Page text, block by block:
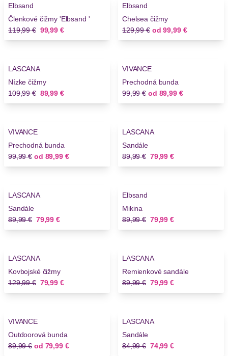
Elbsand
Členkové čižmy 'Elbsand '
Stará cena
119,99 € Nová cena
99,99 €
Elbsand
Chelsea čižmy
Stará cena
129,99 € odNová cena
99,99 €
Novinky
LASCANA
Nízke čižmy
Stará cena
109,99 € Nová cena
89,99 €
VIVANCE
Prechodná bunda
Stará cena
99,99 € odNová cena
89,99 €
VIVANCE
Prechodná bunda
Stará cena
99,99 € odNová cena
89,99 €
LASCANA
Sandále
Stará cena
89,99 € Nová cena
79,99 €
LASCANA
Sandále
Stará cena
89,99 € Nová cena
79,99 €
Elbsand
Mikina
Stará cena
89,99 € Nová cena
79,99 €
LASCANA
Kovbojské čižmy
Stará cena
129,99 € Nová cena
79,99 €
LASCANA
Remienkové sandále
Stará cena
89,99 € Nová cena
79,99 €
VIVANCE
Outdoorová bunda
Stará cena
89,99 € odNová cena
79,99 €
LASCANA
Sandále
Stará cena
84,99 € Nová cena
74,99 €